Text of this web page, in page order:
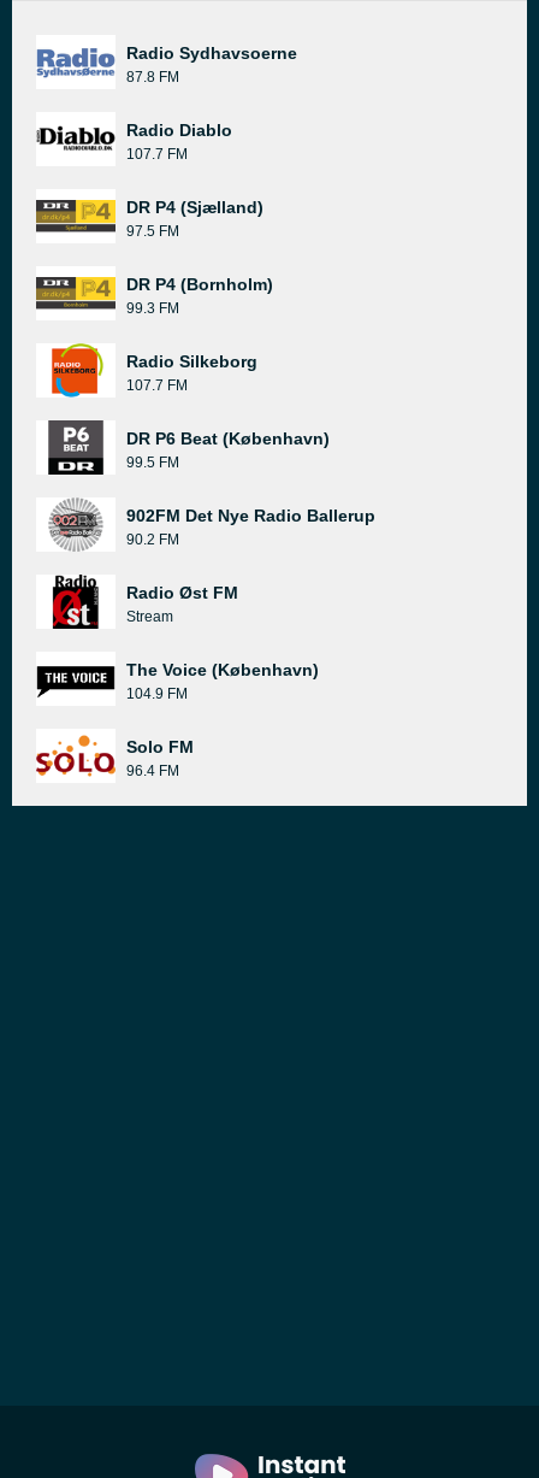
Radio Sydhavsoerne
87.8 FM
Radio Diablo
107.7 FM
DR P4 (Sjælland)
97.5 FM
DR P4 (Bornholm)
99.3 FM
Radio Silkeborg
107.7 FM
DR P6 Beat (København)
99.5 FM
902FM Det Nye Radio Ballerup
90.2 FM
Radio Øst FM
Stream
The Voice (København)
104.9 FM
Solo FM
96.4 FM